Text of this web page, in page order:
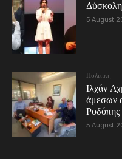
Δύσκολη
5 August
Πολιτικη
Ιλχάν
άμεσων
Ροδόπης
5 August